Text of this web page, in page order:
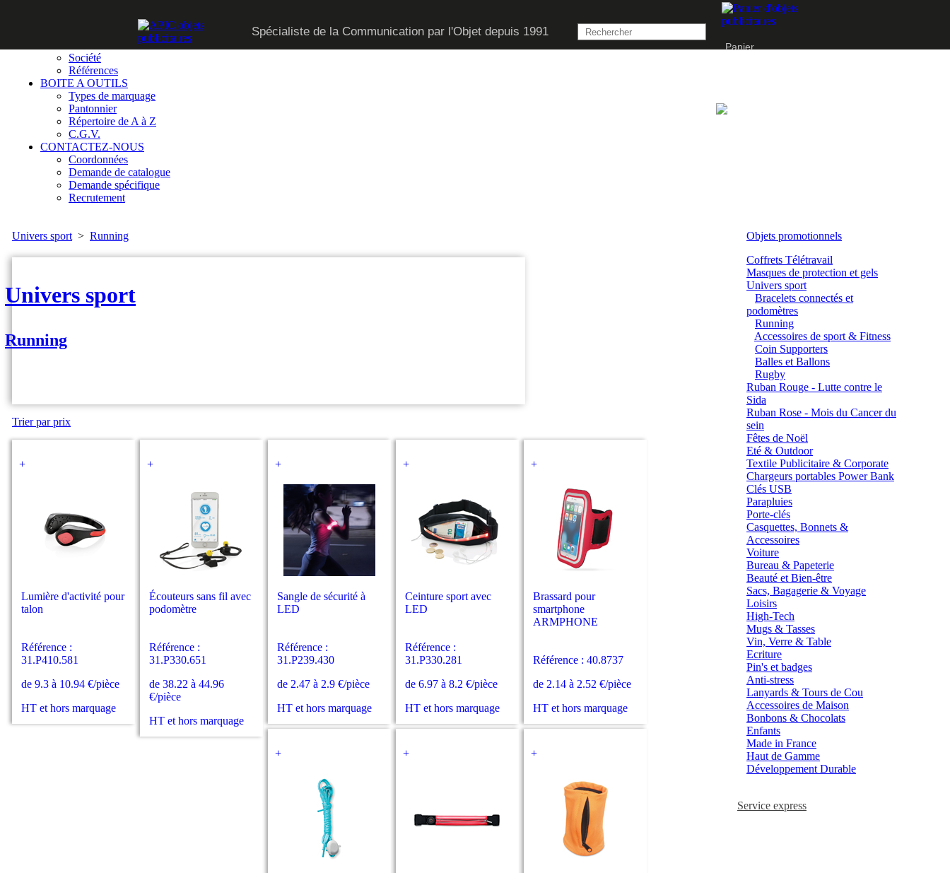
Spécialiste de la Communication par l'Objet depuis 1991
Panier
QUI SOMMES-NOUS
Société
Références
BOITE A OUTILS
Types de marquage
Pantonnier
Répertoire de A à Z
C.G.V.
CONTACTEZ-NOUS
Coordonnées
Demande de catalogue
Demande spécifique
Recrutement
Univers sport > Running
Univers sport
Running
Trier par prix
+
Lumière d'activité pour
talon
Référence :
31.P410.581
de 9.3 à 10.94 €/pièce
HT et hors marquage
+
Écouteurs sans fil avec
podomètre
Référence :
31.P330.651
de 38.22 à 44.96
€/pièce
HT et hors marquage
+
Sangle de sécurité à
LED
Référence :
31.P239.430
de 2.47 à 2.9 €/pièce
HT et hors marquage
+
Ceinture sport avec
LED
Référence :
31.P330.281
de 6.97 à 8.2 €/pièce
HT et hors marquage
+
Brassard pour
smartphone
ARMPHONE
Référence : 40.8737
de 2.14 à 2.52 €/pièce
HT et hors marquage
+ + +
Objets promotionnels
Coffrets Télétravail
Masques de protection et gels
Univers sport
Bracelets connectés et
podomètres
Running
Accessoires de sport & Fitness
Coin Supporters
Balles et Ballons
Rugby
Ruban Rouge - Lutte contre le
Sida
Ruban Rose - Mois du Cancer du
sein
Fêtes de Noël
Eté & Outdoor
Textile Publicitaire & Corporate
Chargeurs portables Power Bank
Clés USB
Parapluies
Porte-clés
Casquettes, Bonnets &
Accessoires
Voiture
Bureau & Papeterie
Beauté et Bien-être
Sacs, Bagagerie & Voyage
Loisirs
High-Tech
Mugs & Tasses
Vin, Verre & Table
Ecriture
Pin's et badges
Anti-stress
Lanyards & Tours de Cou
Accessoires de Maison
Bonbons & Chocolats
Enfants
Made in France
Haut de Gamme
Développement Durable
Service express